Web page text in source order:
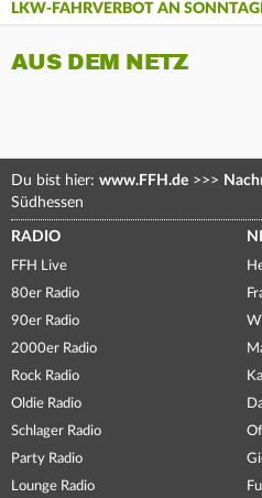
LKW-FAHRVERBOT AN
AUS DEM NETZ
Du bist hier: www.FFH.de >>>
Südhessen
RADIO
FFH Live
80er Radio
90er Radio
2000er Radio
Rock Radio
Oldie Radio
Schlager Radio
Party Radio
Lounge Radio